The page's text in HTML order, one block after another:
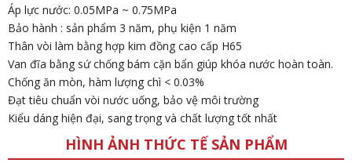
Áp lực nước: 0.05MPa ~ 0.75MPa
Bảo hành : sản phẩm 3 năm, phụ kiện 1 năm
Thân vòi làm bằng hợp kim đồng cao cấp H65
Van đĩa bằng sứ chống bám cặn bẩn giúp khóa nước hoàn toàn.
Chống ăn mòn, hàm lượng chì < 0.03%
Đạt tiêu chuẩn vòi nước uống, bảo vệ môi trường
Kiểu dáng hiện đại, sang trọng và chất lượng tốt nhất
HÌNH ẢNH THỨC TẾ SẢN PHẨM